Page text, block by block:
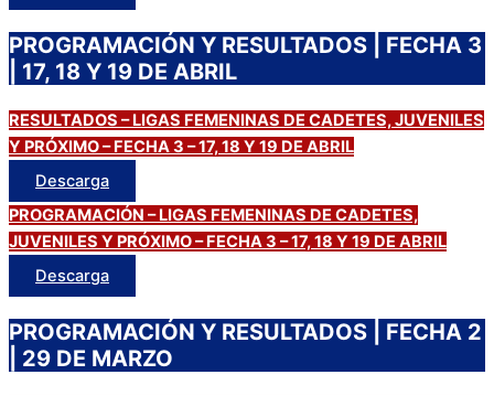
PROGRAMACIÓN Y RESULTADOS | FECHA 3
| 17, 18 Y 19 DE ABRIL
RESULTADOS – LIGAS FEMENINAS DE CADETES, JUVENILES
Y PRÓXIMO – FECHA 3 – 17, 18 Y 19 DE ABRIL
Descarga
PROGRAMACIÓN – LIGAS FEMENINAS DE CADETES,
JUVENILES Y PRÓXIMO – FECHA 3 – 17, 18 Y 19 DE ABRIL
Descarga
PROGRAMACIÓN Y RESULTADOS | FECHA 2
| 29 DE MARZO